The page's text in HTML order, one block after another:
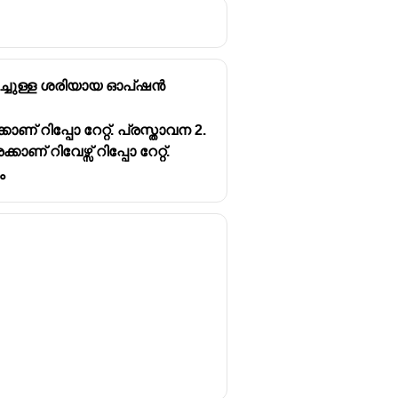
ശരിയായ ഓപ്ഷൻ
റിപ്പോ റേറ്റ്. പ്രസ്താവന 2.
റിപ്പോ റേറ്റ്.